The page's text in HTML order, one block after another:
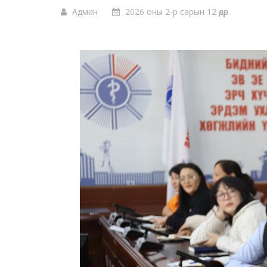
Админ 2026 оны 2-р сарын 12 өдөр